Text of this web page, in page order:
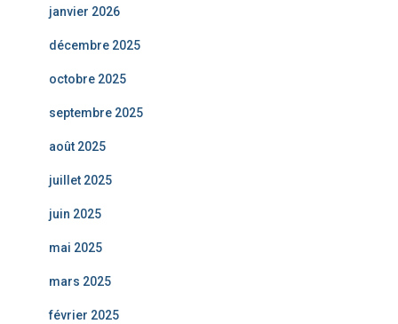
janvier 2026
décembre 2025
octobre 2025
septembre 2025
août 2025
juillet 2025
juin 2025
mai 2025
mars 2025
février 2025